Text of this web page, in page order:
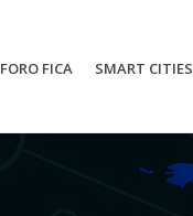
FORO FICA SMART CITIES